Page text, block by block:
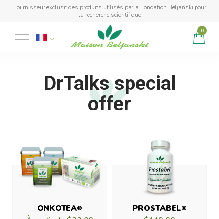
Fournisseur exclusif des produits utilisés parla Fondation Beljanski pour
la recherche scientifique
0
Produit ajouté au panier
DrTalks special
offer
ONKOTEA® PROSTABEL®